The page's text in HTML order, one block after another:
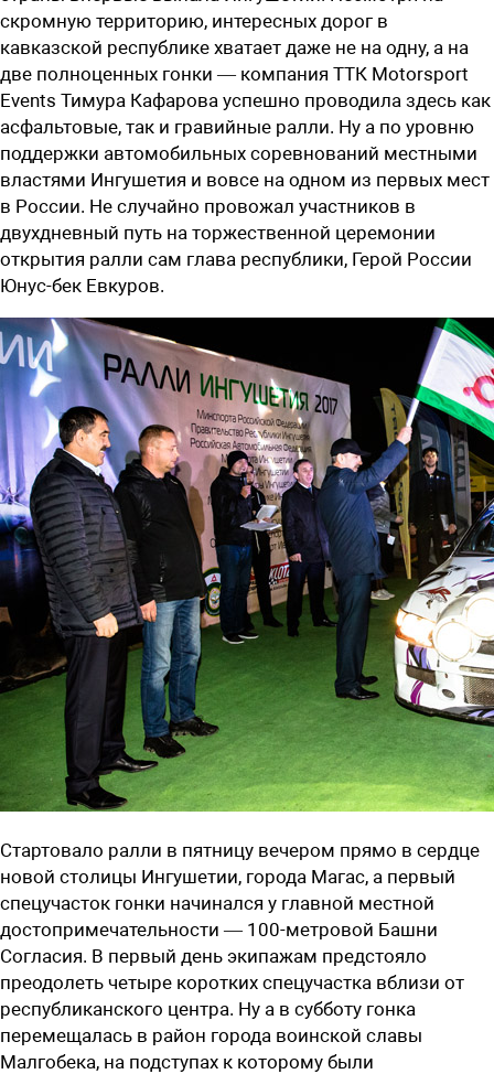
скромную территорию, интересных дорог в
кавказской республике хватает даже не на одну, а на
две полноценных гонки — компания ТТК Motorsport
Events Тимура Кафарова успешно проводила здесь как
асфальтовые, так и гравийные ралли. Ну а по уровню
поддержки автомобильных соревнований местными
властями Ингушетия и вовсе на одном из первых мест
в России. Не случайно провожал участников в
двухдневный путь на торжественной церемонии
открытия ралли сам глава республики, Герой России
Юнус-бек Евкуров.
Стартовало ралли в пятницу вечером прямо в сердце
новой столицы Ингушетии, города Магас, а первый
спецучасток гонки начинался у главной местной
достопримечательности — 100-метровой Башни
Согласия. В первый день экипажам предстояло
преодолеть четыре коротких спецучастка вблизи от
республиканского центра. Ну а в субботу гонка
перемещалась в район города воинской славы
Малгобека, на подступах к которому были